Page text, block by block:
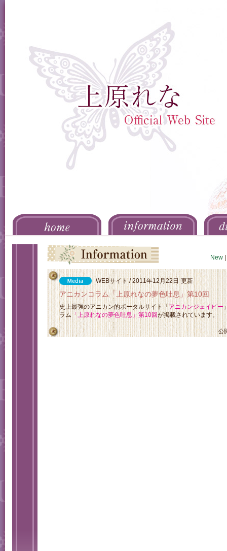
New
WEBサイト / 2011年12月22日 更新
アニカンコラム「上原れなの夢色吐息」第10回
史上最強のアニカン的ポータルサイト「アニカンジェイピー
ラム 「上原れなの夢色吐息」第10回が掲載されています。
公